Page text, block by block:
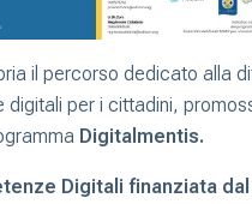
il percorso dedicato alla
digitali per i cittadini,
Digitalmentis.
Digitali finanziata